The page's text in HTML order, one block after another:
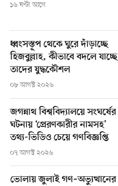
১৬ ঘণ্টা আগে
ধ্বংসস্তূপ থেকে ঘুরে দাঁড়াচ্ছে
হিজবুল্লাহ, কীভাবে বদলে যাচ্ছে
তাদের যুদ্ধকৌশল
০৮ আগস্ট ২০২৬
জগন্নাথ বিশ্ববিদ্যালয়ে সংঘর্ষের
ঘটনায় ‘প্রেরণকারীর নামসহ’
তথ্য-ভিডিও চেয়ে গণবিজ্ঞপ্তি
০৭ আগস্ট ২০২৬
ভোলায় জুলাই গণ–অভ্যুত্থানের